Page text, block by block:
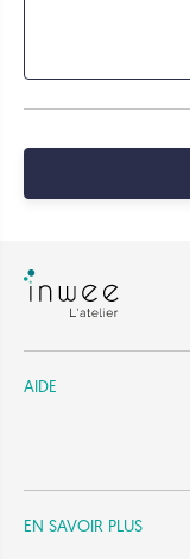
AIDE
EN SAVOIR PLUS